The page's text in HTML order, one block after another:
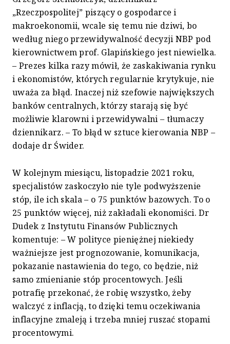
„Rzeczpospolitej” piszący o gospodarce i
makroekonomii, wcale się temu nie dziwi, bo
według niego przewidywalność decyzji NBP pod
kierownictwem prof. Glapińskiego jest niewielka.
– Prezes kilka razy mówił, że zaskakiwania rynku
i ekonomistów, których regularnie krytykuje, nie
uważa za błąd. Inaczej niż szefowie największych
banków centralnych, którzy starają się być
możliwie klarowni i przewidywalni – tłumaczy
dziennikarz. – To błąd w sztuce kierowania NBP –
dodaje dr Świder.
W kolejnym miesiącu, listopadzie 2021 roku,
specjalistów zaskoczyło nie tyle podwyższenie
stóp, ile ich skala – o 75 punktów bazowych. To o
25 punktów więcej, niż zakładali ekonomiści. Dr
Dudek z Instytutu Finansów Publicznych
komentuje: – W polityce pieniężnej niekiedy
ważniejsze jest prognozowanie, komunikacja,
pokazanie nastawienia do tego, co będzie, niż
samo zmienianie stóp procentowych. Jeśli
potrafię przekonać, że robię wszystko, żeby
walczyć z inflacją, to dzięki temu oczekiwania
inflacyjne zmaleją i trzeba mniej ruszać stopami
procentowymi.